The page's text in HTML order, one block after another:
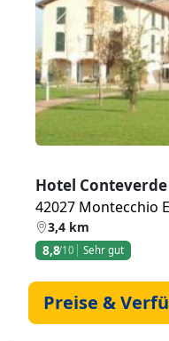
Zurück
Hotel Conteverde
42027 Montecchio
3,4 km
8,8/10 Sehr gut
Preise &